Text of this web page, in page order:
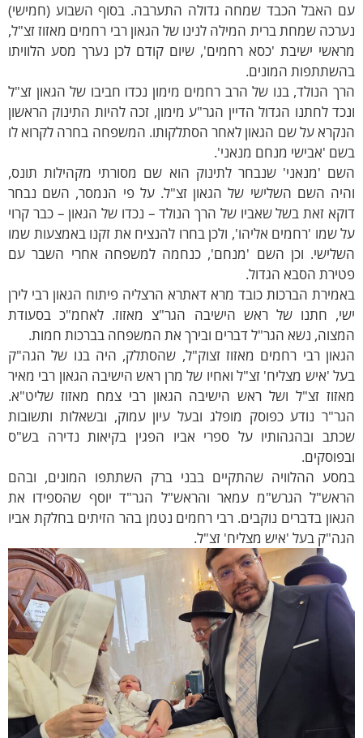
האבל הכבד שמחה גדולה התערבה. בסוף השבוע (חמישי)
שמחת ברית המילה לנינו של הגאון רבי רחמים מאזוז זצ"ל,
ישיבת 'כסא רחמים', שיום קודם לכן נערך מסע הלוויתו
המונים.
הנולד, בנו של הרב רחמים מימון נכדו חביבו של הגאון זצ"ל
לחתנו הגדול הדיין הגר"ע מימון, זכה להיות התינוק הראשון
על שם הגאון לאחר הסתלקותו. המשפחה בחרה לקרוא לו
'אבישי מנחם מנאני'.
'מנאני' שנבחר לתינוק הוא שם מסורתי מקהילות תונס,
השם השלישי של הגאון זצ"ל. על פי הנמסר, השם נבחר
זאת בשל שאביו של הרך הנולד – נכדו של הגאון – כבר קרוי
שמו 'רחמים אליהו', ולכן בחרו להנציח את זקנו באמצעות שמו
וכן השם 'מנחם', כנחמה למשפחה אחרי השבר עם
הסבא הגדול.
הברכות כובד מרא דאתרא הרצליה פיתוח הגאון רבי לירן
חתנו של ראש הישיבה הגר"צ מאזוז. לאחמ"כ בסעודת
נשא הגר"ל דברים ובירך את המשפחה בברכות חמות.
רבי רחמים מאזוז זצוק"ל, שהסתלק, היה בנו של הגה"ק
'איש מצליח' זצ"ל ואחיו של מרן ראש הישיבה הגאון רבי מאיר
זצ"ל ושל ראש הישיבה הגאון רבי צמח מאזוז שליט"א.
נודע כפוסק מופלג ובעל עיון עמוק, ובשאלות ותשובות
ובהגהותיו על ספרי אביו הפגין בקיאות נדירה בש"ס
ההלוויה שהתקיים בבני ברק השתתפו המונים, ובהם
הגרש"מ עמאר והראש"ל הגר"ד יוסף שהספידו את
בדברים נוקבים. רבי רחמים נטמן בהר הזיתים בחלקת אביו
בעל 'איש מצליח' זצ"ל.